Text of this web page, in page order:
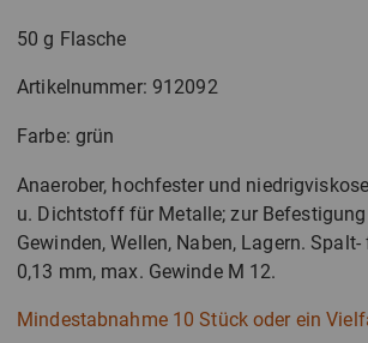
50 g Flasche
Artikelnummer: 912092
Farbe: grün
Anaerober, hochfester und
u. Dichtstoff für Metalle; zur
Gewinden, Wellen, Naben, Lagern.
0,13 mm, max. Gewinde M 12.
Mindestabnahme 10 Stück oder ein